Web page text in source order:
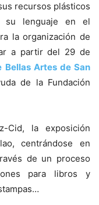
recursos plásticos
su lenguaje en el
la organización de
a partir del 29 de
Bellas Artes de San
de la Fundación
Cid, la exposición
centrándose en
de un proceso
para libros y